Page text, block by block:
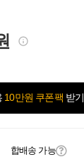
10만원 쿠폰팩 받기
합배송 가능